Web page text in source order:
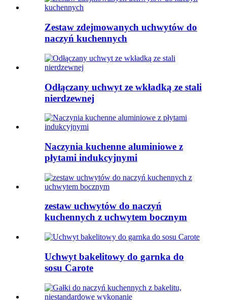
Zestaw zdejmowanych uchwytów do
naczyń kuchennych
Odłączany uchwyt ze wkładką ze stali
nierdzewnej
Naczynia kuchenne aluminiowe z
płytami indukcyjnymi
zestaw uchwytów do naczyń
kuchennych z uchwytem bocznym
Uchwyt bakelitowy do garnka do
sosu Carote